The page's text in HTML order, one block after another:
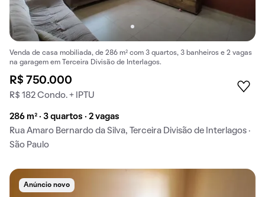
Venda de casa mobiliada, de 286 m² com 3 quartos, 3 banheiros e 2 vagas
na garagem em Terceira Divisão de Interlagos.
R$ 750.000
R$ 182 Condo. + IPTU
286 m² · 3 quartos · 2 vagas
Rua Amaro Bernardo da Silva, Terceira Divisão de Interlagos ·
São Paulo
Anúncio novo